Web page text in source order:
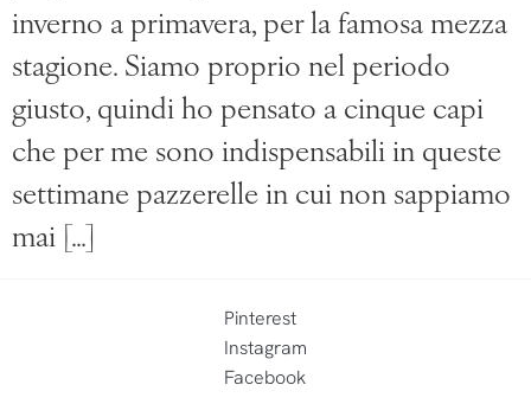
inverno a primavera, per la famosa mezza
stagione. Siamo proprio nel periodo
giusto, quindi ho pensato a cinque capi
che per me sono indispensabili in queste
settimane pazzerelle in cui non sappiamo
mai […]
Pinterest
Instagram
Facebook